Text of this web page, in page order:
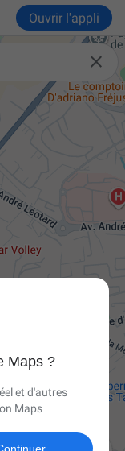
Ouvrir l'appli

Maps ?
et d'autres
Maps